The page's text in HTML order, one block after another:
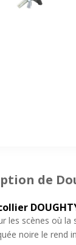
de
les scènes où la
noire le rend